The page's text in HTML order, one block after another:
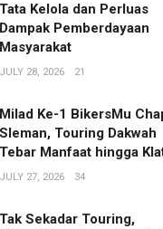
Tata Kelola dan Perluas
Dampak Pemberdayaan
Masyarakat
JULY 28, 2026 21
Milad Ke-1 BikersMu
Sleman, Touring Dakwah
Tebar Manfaat hingga
JULY 27, 2026 34
Tak Sekadar Touring,